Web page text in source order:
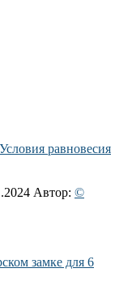
равновесия
Автор: ©
замке для 6